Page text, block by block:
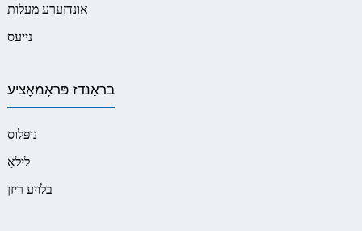
אונדזערע מעלות
נייעס
בראַנדז פּראָמאָציע
נופּלוס
לילאַ
בלויע ריזן